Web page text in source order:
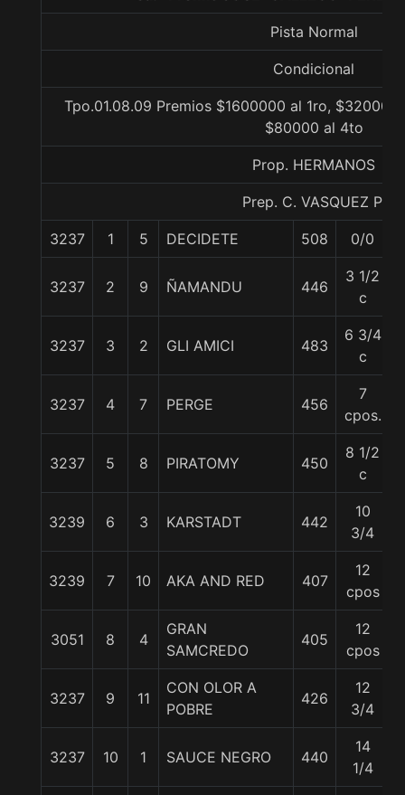
Pista Normal
Condicional
Tpo.01.08.09 Premios $1600000 al 1ro,
$80000 al 4to
Prop. HERMANOS
Prep. C. VASQUEZ P.
3237 1 5 DECIDETE 508 0/0
3237 2 9 ÑAMANDU 446
3 1/2
c
3237 3 2 GLI AMICI 483
6 3/4
c
3237 4 7 PERGE 456
7
cpos.
3237 5 8 PIRATOMY 450
8 1/2
c
3239 6 3 KARSTADT 442
10
3/4
3239 7 10 AKA AND RED 407
12
cpos
3051 8 4
GRAN
SAMCREDO
405
12
cpos
3237 9 11
CON OLOR A
POBRE
426
12
3/4
3237 10 1 SAUCE NEGRO 440
14
1/4